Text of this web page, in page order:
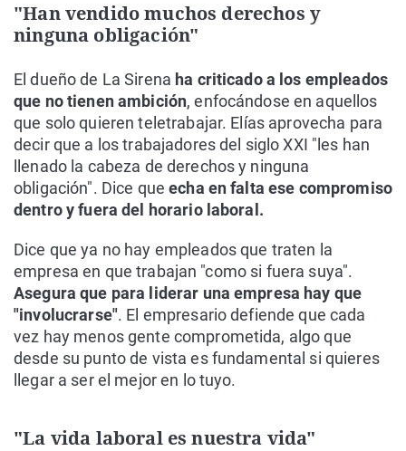
"Han vendido muchos derechos y
ninguna obligación"
El dueño de La Sirena ha criticado a los empleados
que no tienen ambición, enfocándose en aquellos
que solo quieren teletrabajar. Elías aprovecha para
decir que a los trabajadores del siglo XXI "les han
llenado la cabeza de derechos y ninguna
obligación". Dice queecha en falta ese compromiso
dentro y fuera del horario laboral.
Dice que ya no hay empleados que traten la
empresa en que trabajan "como si fuera suya".
Asegura que para liderar una empresa hay que
"involucrarse". El empresario defiende que cada
vez hay menos gente comprometida, algo que
desde su punto de vista es fundamental si quieres
llegar a ser el mejor en lo tuyo.
"La vida laboral es nuestra vida"